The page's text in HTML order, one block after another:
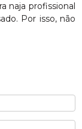
naja profissional
Por isso, não